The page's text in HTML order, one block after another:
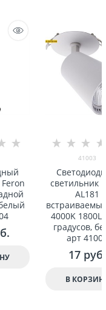
41003
светильник
AL181
4000K
градусов,
арт
17 руб.
В